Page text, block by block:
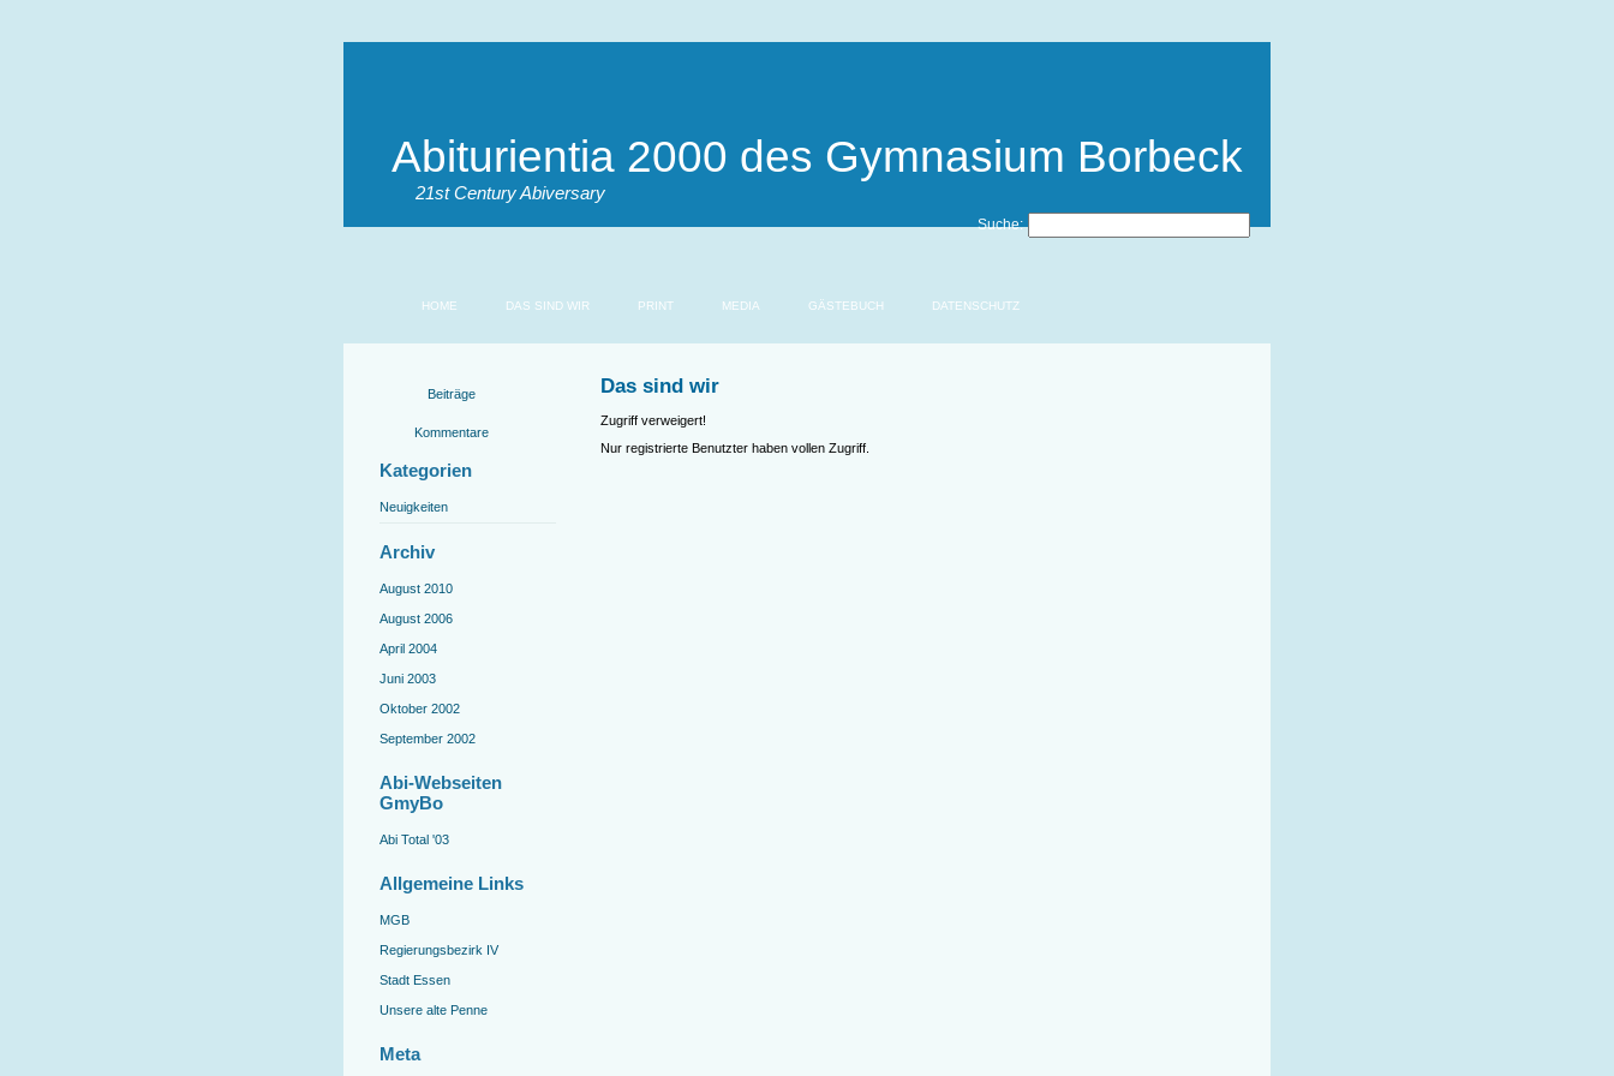
Abiturientia 2000 des Gymnasium Borbeck
21st Century Abiversary
Suche:
HOME DAS SIND WIR PRINT MEDIA GÄSTEBUCH DATENSCHUTZ
Beiträge
Kommentare
Kategorien
Neuigkeiten
Archiv
August 2010
August 2006
April 2004
Juni 2003
Oktober 2002
September 2002
Abi-Webseiten
GmyBo
Abi Total '03
Allgemeine Links
MGB
Regierungsbezirk IV
Stadt Essen
Unsere alte Penne
Meta
Das sind wir
Zugriff verweigert!
Nur registrierte Benutzter haben vollen Zugriff.